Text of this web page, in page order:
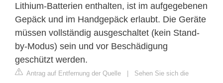
Lithium-Batterien enthalten, ist im aufgegebenen
Gepäck und im Handgepäck erlaubt. Die Geräte
müssen vollständig ausgeschaltet (kein Stand-
by-Modus) sein und vor Beschädigung
geschützt werden.
Antrag auf Entfernung der Quelle | Sehen Sie sich die